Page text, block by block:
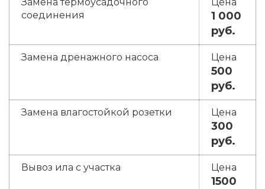
Замена термоусадочного
соединения
1 000
руб.
Замена дренажного насоса
500
руб.
Замена влагостойкой розетки
300
руб.
Вывоз ила с участка
1500